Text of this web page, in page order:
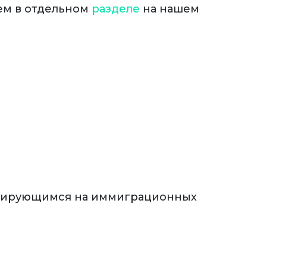
в отдельном разделе на нашем
на иммиграционных